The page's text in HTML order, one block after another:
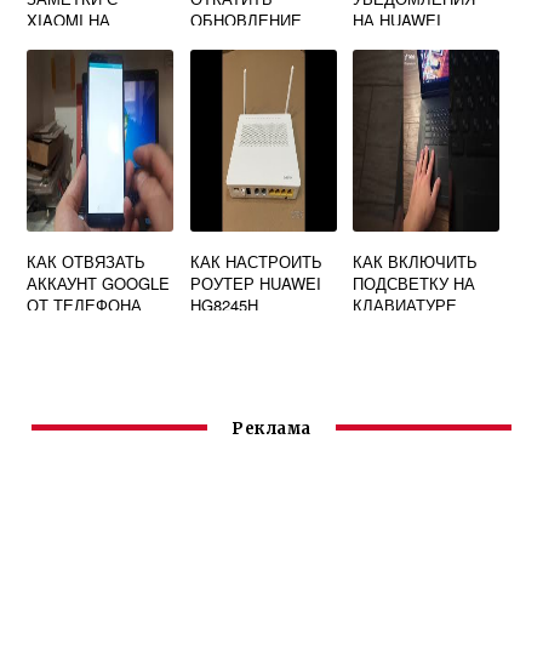
XIAOMI НА
ОБНОВЛЕНИЕ
НА HUAWEI
КАК ОТВЯЗАТЬ
АККАУНТ GOOGLE
ОТ ТЕЛЕФОНА
КАК НАСТРОИТЬ
РОУТЕР HUAWEI
HG8245H
КАК ВКЛЮЧИТЬ
ПОДСВЕТКУ НА
КЛАВИАТУРЕ
Реклама